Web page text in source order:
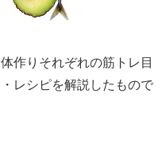
作りそれぞれの筋トレ目
レシピを解説したもので